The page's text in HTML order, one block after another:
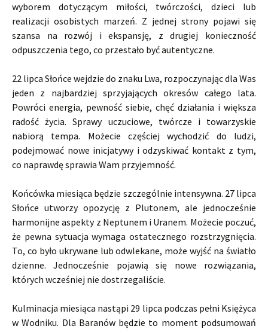
wyborem dotyczącym miłości, twórczości, dzieci lub
realizacji osobistych marzeń. Z jednej strony pojawi się
szansa na rozwój i ekspansję, z drugiej konieczność
odpuszczenia tego, co przestało być autentyczne.
22 lipca Słońce wejdzie do znaku Lwa, rozpoczynając dla Was
jeden z najbardziej sprzyjających okresów całego lata.
Powróci energia, pewność siebie, chęć działania i większa
radość życia. Sprawy uczuciowe, twórcze i towarzyskie
nabiorą tempa. Możecie częściej wychodzić do ludzi,
podejmować nowe inicjatywy i odzyskiwać kontakt z tym,
co naprawdę sprawia Wam przyjemność.
Końcówka miesiąca będzie szczególnie intensywna. 27 lipca
Słońce utworzy opozycję z Plutonem, ale jednocześnie
harmonijne aspekty z Neptunem i Uranem. Możecie poczuć,
że pewna sytuacja wymaga ostatecznego rozstrzygnięcia.
To, co było ukrywane lub odwlekane, może wyjść na światło
dzienne. Jednocześnie pojawią się nowe rozwiązania,
których wcześniej nie dostrzegaliście.
Kulminacja miesiąca nastąpi 29 lipca podczas pełni Księżyca
w Wodniku. Dla Baranów będzie to moment podsumowań